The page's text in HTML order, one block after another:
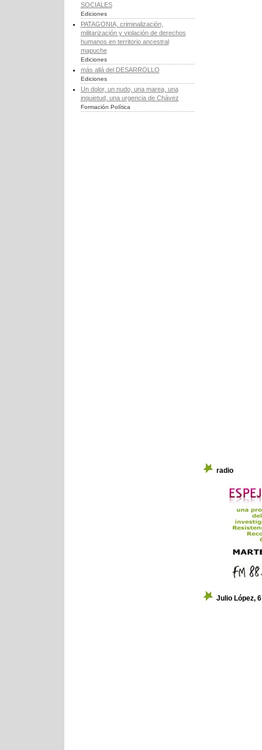
SOCIALES
Ediciones
PATAGONIA, criminalización,
militarización y violación de derechos
humanos en territorio ancestral
mapuche
Ediciones
más allá del DESARROLLO
Ediciones
Un dolor, un nudo, una marea, una
inquietud, una urgencia de Chávez
Formación Política
radio
Julio López,